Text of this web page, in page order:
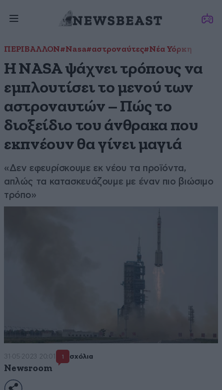
ΠΕΡΙΒΑΛΛΟΝ#Nasa#αστροναύτες#Νέα Υόρκη
Η NASA ψάχνει τρόπους να
εμπλουτίσει το μενού των
αστροναυτών – Πώς το
διοξείδιο του άνθρακα που
εκπνέουν θα γίνει μαγιά
«Δεν εφευρίσκουμε εκ νέου τα προϊόντα,
απλώς τα κατασκευάζουμε με έναν πιο βιώσιμο
τρόπο»
31·05·2023 20:01 1 σχόλια
Newsroom